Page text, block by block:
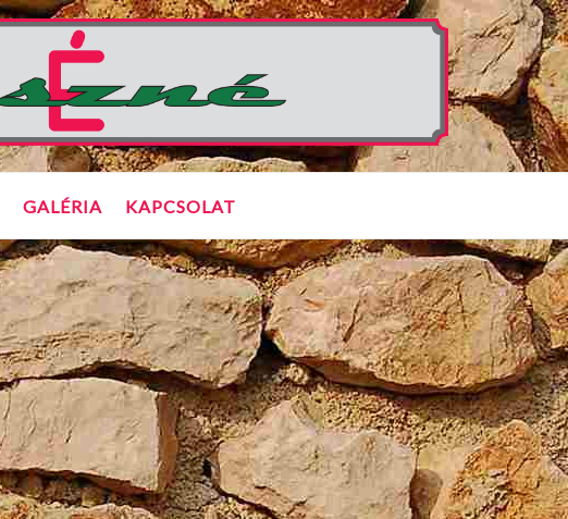
GALÉRIA KAPCSOLAT